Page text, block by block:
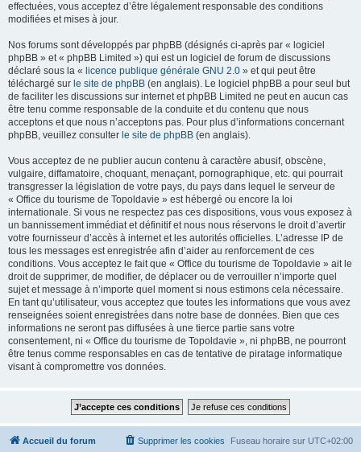
effectuées, vous acceptez d’être légalement responsable des conditions
modifiées et mises à jour.
Nos forums sont développés par phpBB (désignés ci-après par « logiciel
phpBB » et « phpBB Limited ») qui est un logiciel de forum de discussions
déclaré sous la « licence publique générale GNU 2.0 » et qui peut être
téléchargé sur le site de phpBB (en anglais). Le logiciel phpBB a pour seul but
de faciliter les discussions sur internet et phpBB Limited ne peut en aucun cas
être tenu comme responsable de la conduite et du contenu que nous
acceptons et que nous n’acceptons pas. Pour plus d’informations concernant
phpBB, veuillez consulter le site de phpBB (en anglais).
Vous acceptez de ne publier aucun contenu à caractère abusif, obscène,
vulgaire, diffamatoire, choquant, menaçant, pornographique, etc. qui pourrait
transgresser la législation de votre pays, du pays dans lequel le serveur de
« Office du tourisme de Topoldavie » est hébergé ou encore la loi
internationale. Si vous ne respectez pas ces dispositions, vous vous exposez à
un bannissement immédiat et définitif et nous nous réservons le droit d’avertir
votre fournisseur d’accès à internet et les autorités officielles. L’adresse IP de
tous les messages est enregistrée afin d’aider au renforcement de ces
conditions. Vous acceptez le fait que « Office du tourisme de Topoldavie » ait le
droit de supprimer, de modifier, de déplacer ou de verrouiller n’importe quel
sujet et message à n’importe quel moment si nous estimons cela nécessaire.
En tant qu’utilisateur, vous acceptez que toutes les informations que vous avez
renseignées soient enregistrées dans notre base de données. Bien que ces
informations ne seront pas diffusées à une tierce partie sans votre
consentement, ni « Office du tourisme de Topoldavie », ni phpBB, ne pourront
être tenus comme responsables en cas de tentative de piratage informatique
visant à compromettre vos données.
Accueil du forum Fuseau horaire sur UTC+02:00
Supprimer les cookies